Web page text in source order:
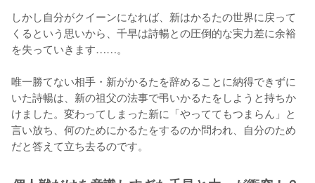
しかし自分がクイーンになれば、新はかるたの世界に戻って
くるという思いから、千早は詩暢との圧倒的な実力差に余裕
を失っていきます……。
唯一勝てない相手・新がかるたを辞めることに納得できずに
いた詩暢は、新の祖父の法事で弔いかるたをしようと持ちか
けました。変わってしまった新に「やっててもつまらん」と
言い放ち、何のためにかるたをするのか問われ、自分のため
だと答えて立ち去るのです。